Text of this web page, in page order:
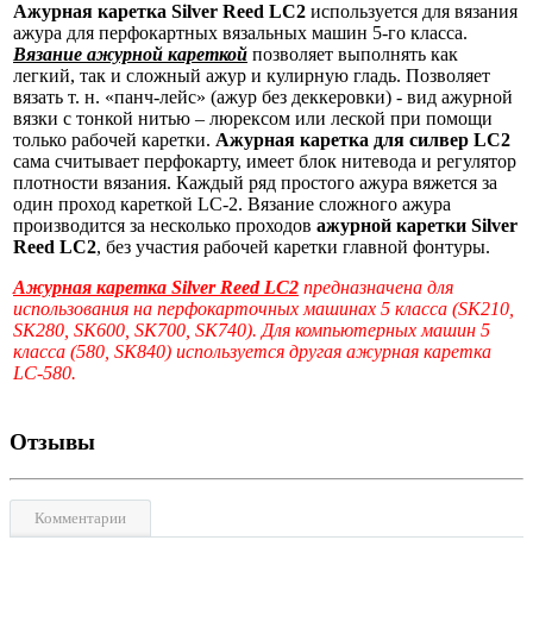
Ажурная каретка Silver Reed LC2 используется для вязания
ажура для перфокартных вязальных машин 5-го класса.
Вязание ажурной кареткой позволяет выполнять как
легкий, так и сложный ажур и кулирную гладь. Позволяет
вязать т. н. «панч-лейс» (ажур без деккеровки) - вид ажурной
вязки с тонкой нитью – люрексом или леской при помощи
только рабочей каретки. Ажурная каретка для силвер LC2
сама считывает перфокарту, имеет блок нитевода и регулятор
плотности вязания. Каждый ряд простого ажура вяжется за
один проход кареткой LC-2. Вязание сложного ажура
производится за несколько проходов ажурной каретки Silver
Reed LC2, без участия рабочей каретки главной фонтуры.
Ажурная каретка Silver Reed LC2 предназначена для
использования на перфокарточных машинах 5 класса (SK210,
SK280, SK600, SK700, SK740). Для компьютерных машин 5
класса (580, SK840) используется другая ажурная каретка
LC-580.
Отзывы
Комментарии